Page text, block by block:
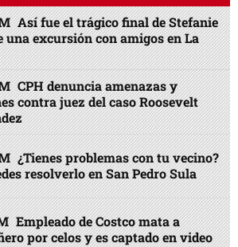
Así fue el trágico final de Stefanie
una excursión con amigos en La
CPH denuncia amenazas y
contra juez del caso Roosevelt
¿Tienes problemas con tu vecino?
resolverlo en San Pedro Sula
Empleado de Costco mata a
por celos y es captado en video